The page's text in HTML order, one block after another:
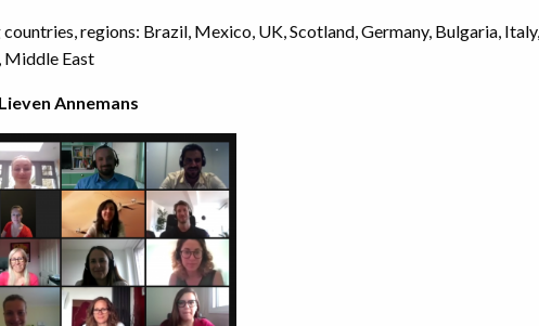
regions: Brazil, Mexico, UK, Scotland, Germany, Bulgaria, Italy,
Middle East
Annemans